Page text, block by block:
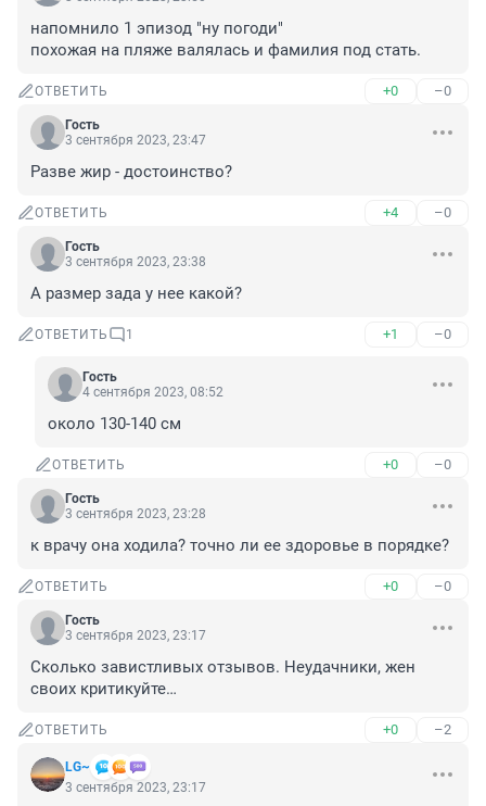
напомнило 1 эпизод "ну погоди"
похожая на пляже валялась и фамилия под стать.
ОТВЕТИТЬ +0 –0
Гость
3 сентября 2023, 23:47
Разве жир - достоинство?
ОТВЕТИТЬ +4 –0
Гость
3 сентября 2023, 23:38
А размер зада у нее какой?
ОТВЕТИТЬ 1 +1 –0
Гость
4 сентября 2023, 08:52
около 130-140 см
ОТВЕТИТЬ +0 –0
Гость
3 сентября 2023, 23:28
к врачу она ходила? точно ли ее здоровье в порядке?
ОТВЕТИТЬ +0 –0
Гость
3 сентября 2023, 23:17
Сколько завистливых отзывов. Неудачники, жен
своих критикуйте…
ОТВЕТИТЬ +0 –2
LG~
3 сентября 2023, 23:17